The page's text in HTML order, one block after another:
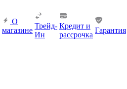
О
магазине
Трейд-
Ин
Кредит и
рассрочка
Гарантия